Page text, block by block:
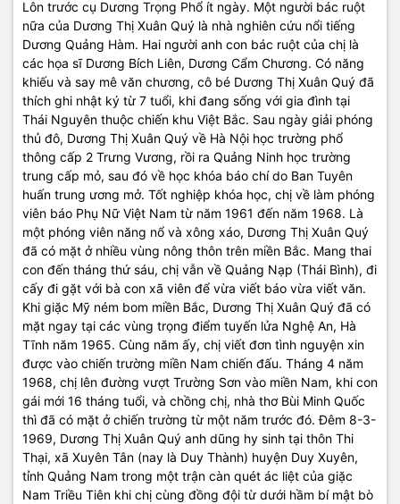
Lôn trước cụ Dương Trọng Phổ ít ngày. Một người bác ruột
nữa của Dương Thị Xuân Quý là nhà nghiên cứu nổi tiếng
Dương Quảng Hàm. Hai người anh con bác ruột của chị là
các họa sĩ Dương Bích Liên, Dương Cẩm Chương. Có năng
khiếu và say mê văn chương, cô bé Dương Thị Xuân Quý đã
thích ghi nhật ký từ 7 tuổi, khi đang sống với gia đình tại
Thái Nguyên thuộc chiến khu Việt Bắc. Sau ngày giải phóng
thủ đô, Dương Thị Xuân Quý về Hà Nội học trường phổ
thông cấp 2 Trưng Vương, rồi ra Quảng Ninh học trường
trung cấp mỏ, sau đó về học khóa báo chí do Ban Tuyên
huấn trung ương mở. Tốt nghiệp khóa học, chị về làm phóng
viên báo Phụ Nữ Việt Nam từ năm 1961 đến năm 1968. Là
một phóng viên năng nổ và xông xáo, Dương Thị Xuân Quý
đã có mặt ở nhiều vùng nông thôn trên miền Bắc. Mang thai
con đến tháng thứ sáu, chị vẫn về Quảng Nạp (Thái Bình), đi
cấy đi gặt với bà con xã viên để vừa viết báo vừa viết văn.
Khi giặc Mỹ ném bom miền Bắc, Dương Thị Xuân Quý đã có
mặt ngay tại các vùng trọng điểm tuyến lửa Nghệ An, Hà
Tĩnh năm 1965. Cùng năm ấy, chị viết đơn tình nguyện xin
được vào chiến trường miền Nam chiến đấu. Tháng 4 năm
1968, chị lên đường vượt Trường Sơn vào miền Nam, khi con
gái mới 16 tháng tuổi, và chồng chị, nhà thơ Bùi Minh Quốc
thì đã có mặt ở chiến trường từ một năm trước đó. Đêm 8-3-
1969, Dương Thị Xuân Quý anh dũng hy sinh tại thôn Thi
Thại, xã Xuyên Tân (nay là Duy Thành) huyện Duy Xuyên,
tỉnh Quảng Nam trong một trận càn quét ác liệt của giặc
Nam Triều Tiên khi chị cùng đồng đội từ dưới hầm bí mật bò